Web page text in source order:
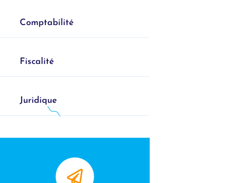
Comptabilité
Fiscalité
Juridique